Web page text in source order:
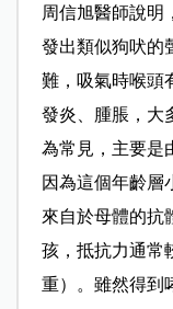
周信旭醫師說明，
發出類似狗吠的
難，吸氣時喉頭
發炎、腫脹，大
為常見，主要是
因為這個年齡層
來自於母體的抗
孩，抵抗力通常
重）。雖然得到